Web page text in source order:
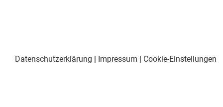
Datenschutzerklärung | Impressum | Cookie-Einstellungen